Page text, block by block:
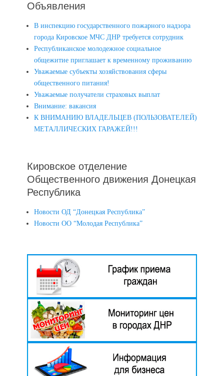
Объявления
В инспекцию государственного пожарного надзора
города Кировское МЧС ДНР требуется сотрудник
Республиканское молодежное социальное
общежитие приглашает к временному проживанию
Уважаемые субъекты хозяйствования сферы
общественного питания!
Уважаемые получатели страховых выплат
Внимание: вакансия
К ВНИМАНИЮ ВЛАДЕЛЬЦЕВ (ПОЛЬЗОВАТЕЛЕЙ)
МЕТАЛЛИЧЕСКИХ ГАРАЖЕЙ!!!
Кировское отделение
Общественного движения Донецкая
Республика
Новости ОД “Донецкая Республика”
Новости ОО “Молодая Республика”